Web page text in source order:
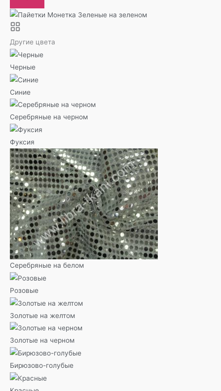
Другие цвета
Черные
Синие
Серебряные на черном
Фуксия
Серебряные на белом
Розовые
Золотые на желтом
Золотые на черном
Бирюзово-голубые